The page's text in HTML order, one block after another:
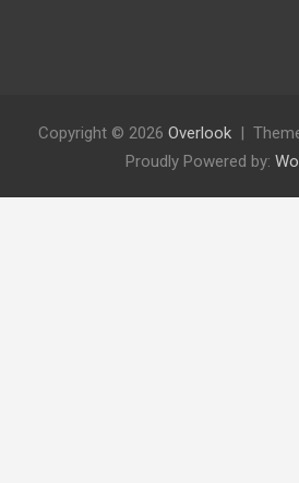
Copyright © 2026 Overlook
Proudly Powered by: